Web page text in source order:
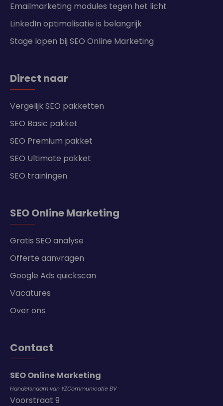
Emailmarketing modules tegen het licht
LinkedIn optimalisatie is belangrijk
Stage lopen bij SEO Online Marketing
Direct naar
Vergelijk SEO pakketten
SEO Basic pakket
SEO Premium pakket
SEO Ultimate pakket
SEO trainingen
SEO Online Marketing
Gratis SEO analyse
Offerte aanvragen
Google Ads quickscan
Vacatures
Over ons
Contact
SEO Online Marketing
Handelsnaam van YZCommunicatie BV
Voorstraat 9